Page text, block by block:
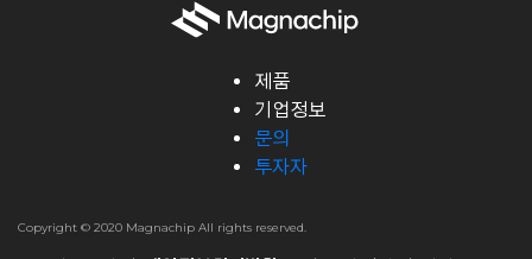
제품
기업정보
문의
투자자
Copyright © 2020 Magnachip All rights reserved.